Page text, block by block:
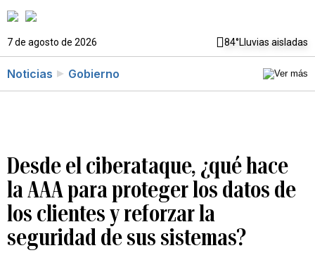
7 de agosto de 2026 84°Lluvias aisladas
Noticias Gobierno
Desde el ciberataque, ¿qué hace
la AAA para proteger los datos de
los clientes y reforzar la
seguridad de sus sistemas?